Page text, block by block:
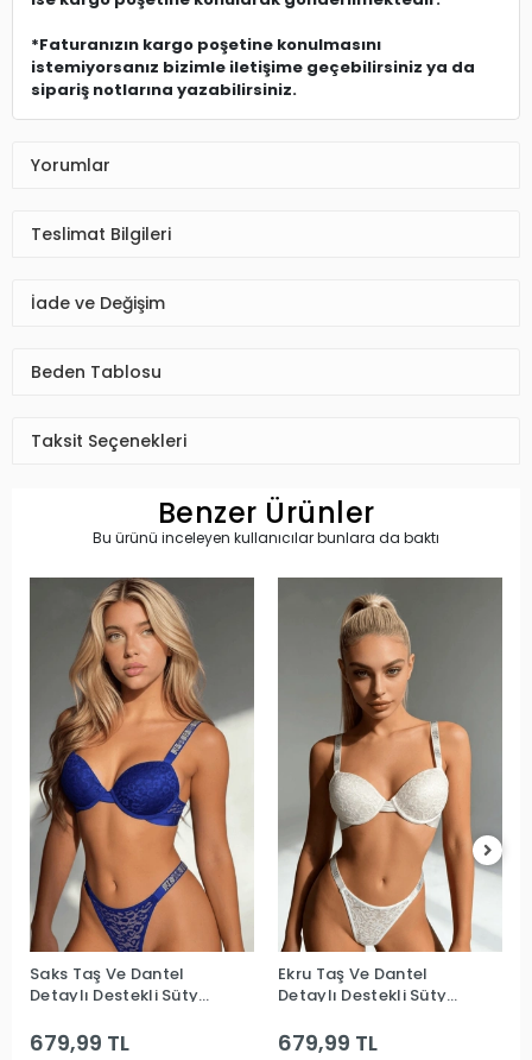
*Faturanızın kargo poşetine konulmasını
istemiyorsanız bizimle iletişime geçebilirsiniz ya da
sipariş notlarına yazabilirsiniz.
Yorumlar
Teslimat Bilgileri
İade ve Değişim
Beden Tablosu
Taksit Seçenekleri
Benzer Ürünler
Bu ürünü inceleyen kullanıcılar bunlara da baktı
Saks Taş Ve Dantel
Detaylı Destekli Sütyen
679,99 TL
Ekru Taş Ve Dantel
Detaylı Destekli Sütyen
679,99 TL